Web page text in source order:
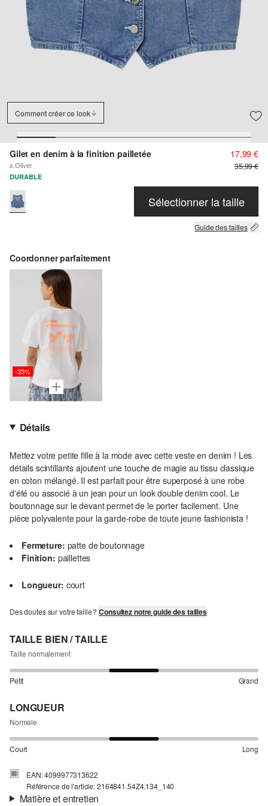
Comment créer ce look
Gilet en denim à la finition pailletée
s.Oliver
17,99 €
35,99 €
DURABLE
Sélectionner la taille
Guide des tailles
Coordonner parfaitement
-35%
Détails
Mettez votre petite fille à la mode avec cette veste en denim ! Les
détails scintillants ajoutent une touche de magie au tissu classique
en coton mélangé. Il est parfait pour être superposé à une robe
d'été ou associé à un jean pour un look double denim cool. Le
boutonnage sur le devant permet de le porter facilement. Une
pièce polyvalente pour la garde-robe de toute jeune fashionista !
Fermeture: patte de boutonnage
Finition: paillettes
Longueur: court
Des doutes sur votre taille ?Consultez notre guide des tailles
TAILLE BIEN / TAILLE
Taille normalement
Petit Grand
LONGUEUR
Normale
Court Long
EAN: 4099977313622
Référence de l'article: 2164841.54Z4.134_140
Matière et entretien